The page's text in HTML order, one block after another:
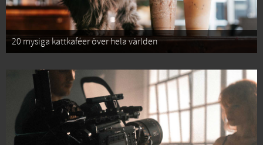
20 mysiga kattkaféer över hela världen